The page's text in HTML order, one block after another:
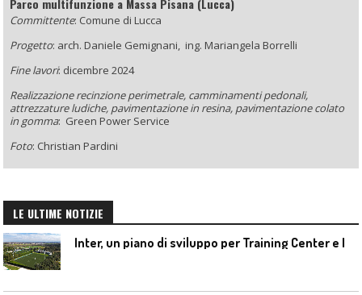
Parco multifunzione a Massa Pisana (Lucca)
Committente: Comune di Lucca
Progetto: arch. Daniele Gemignani, ing. Mariangela Borrelli
Fine lavori: dicembre 2024
Realizzazione recinzione perimetrale, camminamenti pedonali,
attrezzature ludiche, pavimentazione in resina, pavimentazione colato
in gomma: Green Power Service
Foto: Christian Pardini
LE ULTIME NOTIZIE